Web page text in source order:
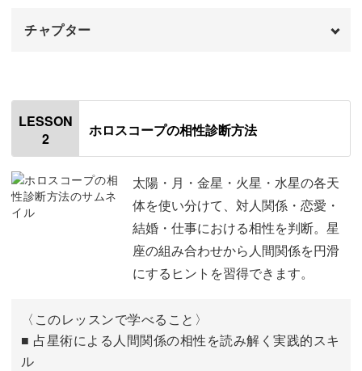
そんなお悩みは、占星術で解決するかもしれません◎
天体や星座の組み合わせから、どんな相性なのかを診断し
い発見がありますよ。
チャプター
金運について
恋愛運について
健康運について 04:00
06:43
10:36
おわりに
LESSON
2
ホロスコープの相性診断方法
太陽・月・金星・火星・水星の各天
体を使い分けて、対人関係・恋愛・
結婚・仕事における相性を判断。星
座の組み合わせから人間関係を円滑
にするヒントを習得できます。
〈このレッスンで学べること〉
■ 占星術による人間関係の相性を読み解く実践的スキ
ル